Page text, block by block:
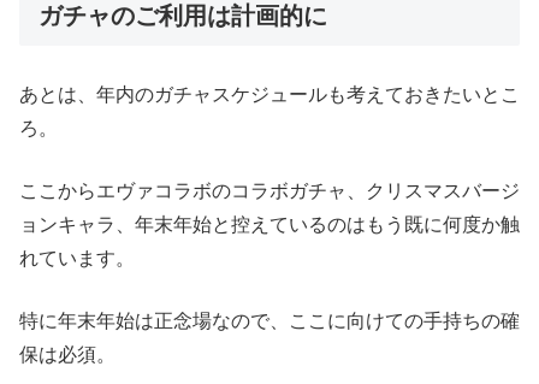
ガチャのご利用は計画的に
あとは、年内のガチャスケジュールも考えておきたいとこ
ろ。
ここからエヴァコラボのコラボガチャ、クリスマスバージ
ョンキャラ、年末年始と控えているのはもう既に何度か触
れています。
特に年末年始は正念場なので、ここに向けての手持ちの確
保は必須。